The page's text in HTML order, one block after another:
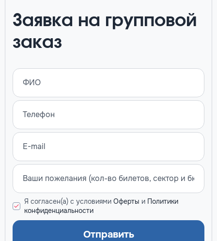
Заявка на групповой
заказ
Я согласен(а) с условиями Оферты и Политики
конфиденциальности
Отправить